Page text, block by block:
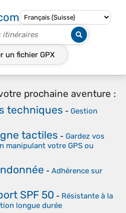
un fichier GPX
prochaine aventure :
techniques - Gestion
tactiles - Gardez vos
manipulant votre GPS ou
- Adhérence sur
SPF 50 - Résistante à la
longue durée